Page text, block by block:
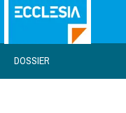
DOSSIER